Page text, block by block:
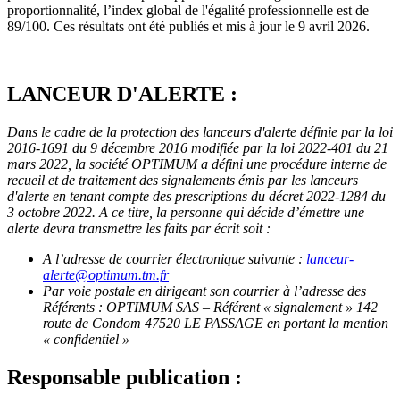
proportionnalité, l’index global de l'égalité professionnelle est de
89/100. Ces résultats ont été publiés et mis à jour le 9 avril 2026.
LANCEUR D'ALERTE :
Dans le cadre de la protection des lanceurs d'alerte définie par la loi
2016-1691 du 9 décembre 2016 modifiée par la loi 2022-401 du 21
mars 2022, la sociétéOPTIMUMa défini une procédure interne de
recueil et de traitement des signalements émis par les lanceurs
d'alerte en tenant compte des prescriptions du décret 2022-1284 du
3 octobre 2022. A ce titre, la personne qui décide d’émettre une
alerte devra transmettre les faits par écrit soit :
A l’adresse de courrier électronique suivante : lanceur-
alerte@optimum.tm.fr
Par voie postale en dirigeant son courrier à l’adresse des
Référents : OPTIMUM SAS – Référent « signalement » 142
route de Condom 47520 LE PASSAGE en portant la mention
« confidentiel »
Responsable publication :